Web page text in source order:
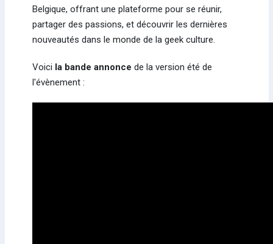
Belgique, offrant une plateforme pour se réunir,
partager des passions, et découvrir les dernières
nouveautés dans le monde de la geek culture.
Voici la bande annonce de la version été de
l'évènement :